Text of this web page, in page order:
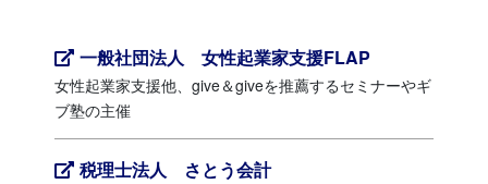
一般社団法人 女性起業家支援FLAP
女性起業家支援他、give＆giveを推薦するセミナーやギ
ブ塾の主催
税理士法人 さとう会計